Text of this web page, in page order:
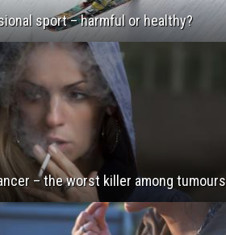
sport – harmful or healthy?
– the worst killer among tumours